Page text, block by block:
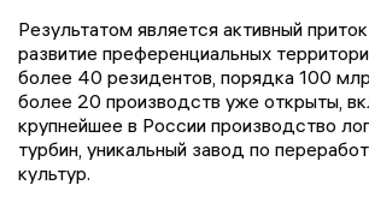
Результатом является активный
развитие преференциальных
более 40 резидентов, порядка 100
более 20 производств уже открыты,
крупнейшее в России производство
турбин, уникальный завод по
культур.